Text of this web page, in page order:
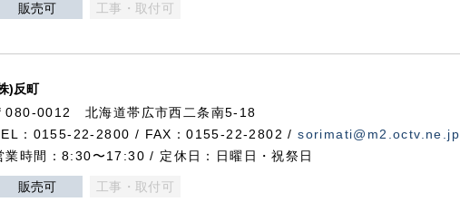
販売可 工事・取付可
)反町
080-0012 北海道帯広市西二条南5-18
：0155-22-2800 / FAX：0155-22-2802 /sorimati@m2.octv.ne.jp
業時間：8:30〜17:30 / 定休日：日曜日・祝祭日
販売可 工事・取付可